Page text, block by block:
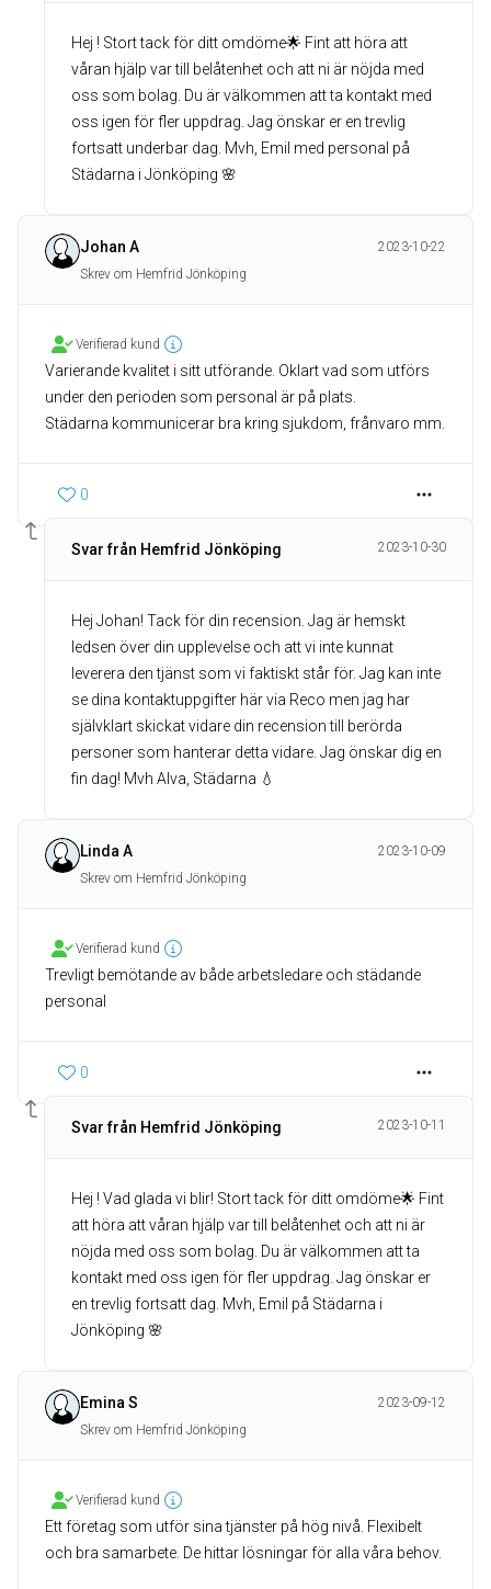
Hej ! Stort tack för ditt omdöme🌟 Fint att höra att
våran hjälp var till belåtenhet och att ni är nöjda med
oss som bolag. Du är välkommen att ta kontakt med
oss igen för fler uppdrag. Jag önskar er en trevlig
fortsatt underbar dag. Mvh, Emil med personal på
Städarna i Jönköping 🌸
Johan A
2023-10-22
Skrev om Hemfrid Jönköping
Verifierad kund
Varierande kvalitet i sitt utförande. Oklart vad som utförs
under den perioden som personal är på plats.
Städarna kommunicerar bra kring sjukdom, frånvaro mm.
0
Svar från Hemfrid Jönköping 2023-10-30
Hej Johan! Tack för din recension. Jag är hemskt
ledsen över din upplevelse och att vi inte kunnat
leverera den tjänst som vi faktiskt står för. Jag kan inte
se dina kontaktuppgifter här via Reco men jag har
självklart skickat vidare din recension till berörda
personer som hanterar detta vidare. Jag önskar dig en
fin dag! Mvh Alva, Städarna 💧
Linda A
2023-10-09
Skrev om Hemfrid Jönköping
Verifierad kund
Trevligt bemötande av både arbetsledare och städande
0
Svar från Hemfrid Jönköping 2023-10-11
Hej ! Vad glada vi blir! Stort tack för ditt omdöme🌟 Fint
att höra att våran hjälp var till belåtenhet och att ni är
nöjda med oss som bolag. Du är välkommen att ta
kontakt med oss igen för fler uppdrag. Jag önskar er
en trevlig fortsatt dag. Mvh, Emil på Städarna i
Jönköping 🌸
Emina S
2023-09-12
Skrev om Hemfrid Jönköping
Verifierad kund
Ett företag som utför sina tjänster på hög nivå. Flexibelt
och bra samarbete. De hittar lösningar för alla våra behov.